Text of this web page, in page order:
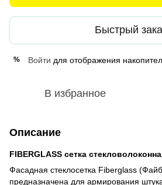
Быстрый
% Войти для отображения
В избранное
Описание
FIBERGLASS сетка
Фасадная стеклосетка Fiberglass
предназначена для армирования